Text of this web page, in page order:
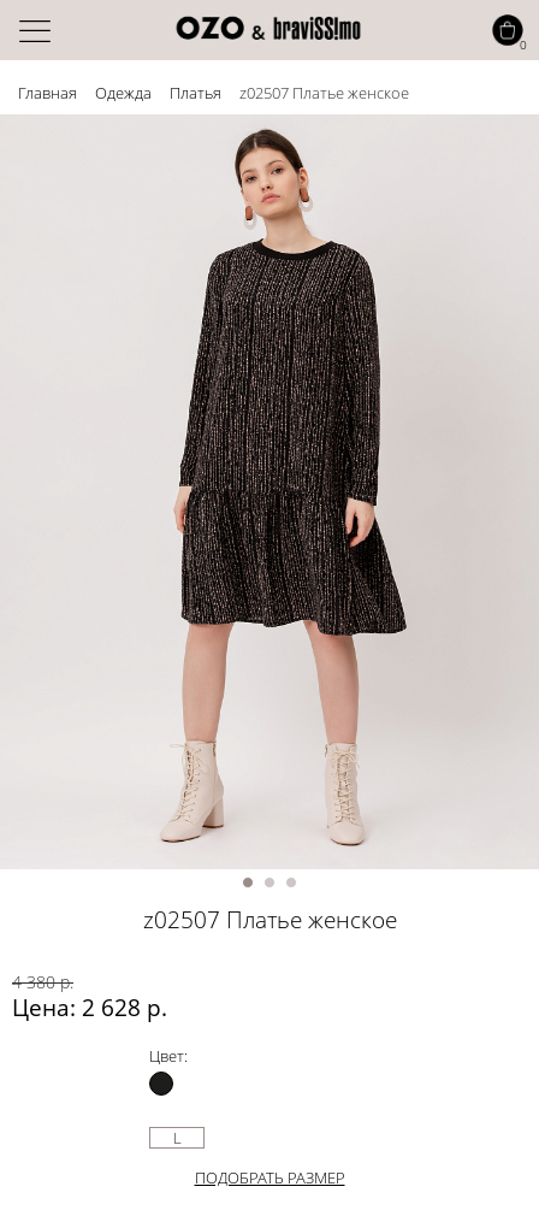
Главная Одежда Платья z02507 Платье женское
z02507 Платье женское
4 380 р.
Цена: 2 628 р.
Цвет:
L
ПОДОБРАТЬ РАЗМЕР
0